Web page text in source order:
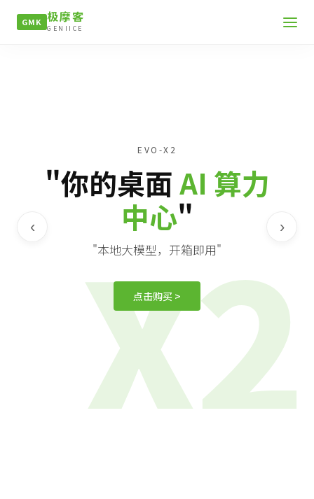
GMK 极摩客
GENIICE
X2
EVO-X2
"你的桌面AI 算力
中心"
"本地大模型，开箱即用"
点击购买 >
‹ ›